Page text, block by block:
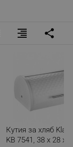
format_align_right share
Кутия за хляб
KB 7541, 38 х 28 х